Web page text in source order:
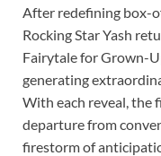
After redefining box-
Rocking Star Yash
Fairytale for Grown-
generating
With each reveal, the
departure from
firestorm of